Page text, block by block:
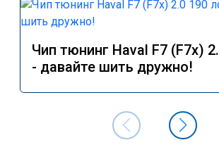
Чип тюнинг Haval F7 (F7x)
- давайте шить дружно!